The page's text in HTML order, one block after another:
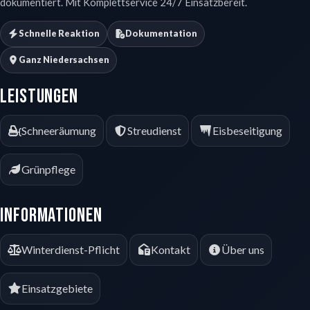
Schnelle Reaktion Dokumentation
Ganz Niedersachsen
Leistungen
Schneeräumung Streudienst Eisbeseitigung
Grünpflege
Informationen
Winterdienst-Pflicht Kontakt Über uns
Einsatzgebiete